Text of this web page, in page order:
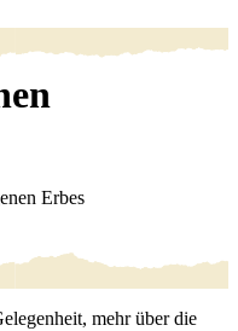
Erbes
mehr über die